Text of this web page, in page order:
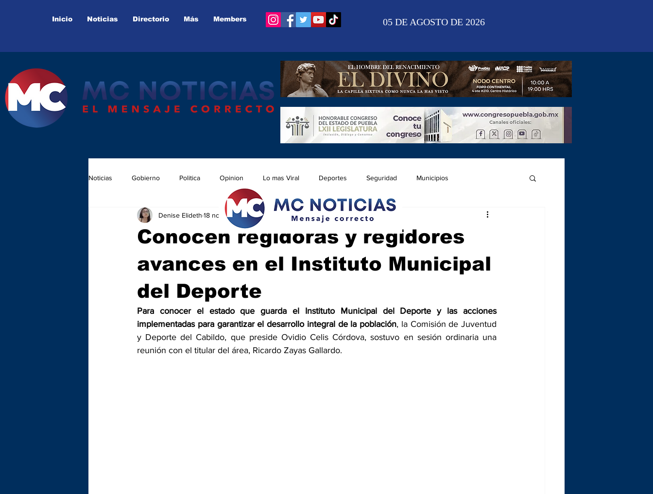
Inicio Noticias Directorio Más Members 05 DE AGOSTO DE 2026
Noticias Gobierno Politica Opinion Lo mas Viral Deportes Seguridad Municipios
Juntas Auxiliares
Conocen regidoras y regidores
avances en el Instituto Municipal
del Deporte
Denise Elideth 18 nov 20251 min de lectura
Para conocer el estado que guarda el Instituto Municipal del Deporte y las acciones
implementadas para garantizar el desarrollo integral de la población, la Comisión de Juventud
y Deporte del Cabildo, que preside Ovidio Celis Córdova, sostuvo en sesión ordinaria una
reunión con el titular del área, Ricardo Zayas Gallardo.